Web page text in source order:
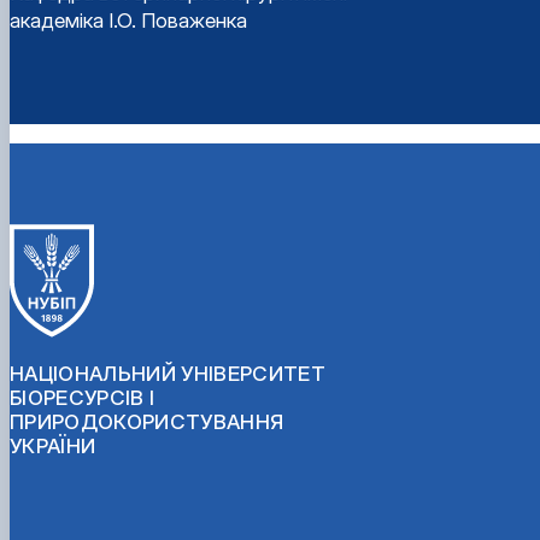
академіка І.О. Поваженка
НАЦІОНАЛЬНИЙ УНІВЕРСИТЕТ
БІОРЕСУРСІВ І
ПРИРОДОКОРИСТУВАННЯ
УКРАЇНИ